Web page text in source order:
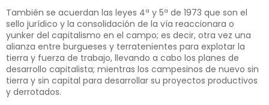
También se acuerdan las leyes 4ª y 5ª de 1973 que son el
sello jurídico y la consolidación de la vía reaccionara o
yunker del capitalismo en el campo; es decir, otra vez una
alianza entre burgueses y terratenientes para explotar la
tierra y fuerza de trabajo, llevando a cabo los planes de
desarrollo capitalista; mientras los campesinos de nuevo sin
tierra y sin capital para desarrollar su proyectos productivos
y derrotados.